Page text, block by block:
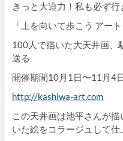
きっと大迫力！私も必ず行
「上を向いて歩こう アー
100人で描いた大天井画、
送る
開催期間10月1日〜11月4
http://kashiwa-art.com
この天井画は池平さんが
いた絵をコラージュして仕